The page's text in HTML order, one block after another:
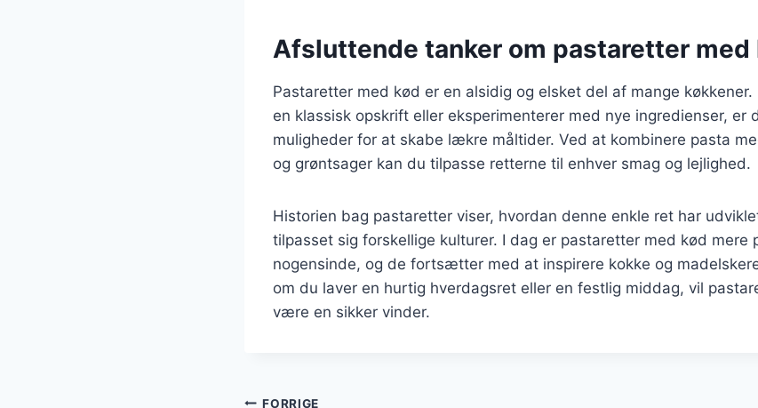
Afsluttende tanker om pastaretter med
Pastaretter med kød er en alsidig og elsket del af mange
en klassisk opskrift eller eksperimenterer med nye ingredienser, er
muligheder for at skabe lækre måltider. Ved at kombinere pasta
og grøntsager kan du tilpasse retterne til enhver smag og lejlighed.
Historien bag pastaretter viser, hvordan denne enkle ret har
tilpasset sig forskellige kulturer. I dag er pastaretter med kød mere
nogensinde, og de fortsætter med at inspirere kokke og
om du laver en hurtig hverdagsret eller en festlig middag, vil
være en sikker vinder.
FORRIGE